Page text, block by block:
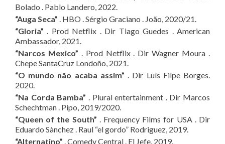
Bolado . Pablo Landero, 2022.
“Auga Seca” . HBO . Sérgio Graciano . João, 2020/21.
“Gloria” . Prod Netflix . Dir Tiago Guedes . American
Ambassador, 2021.
“Narcos Mexico” . Prod Netflix . Dir Wagner Moura .
Chepe SantaCruz Londoño, 2021.
“O mundo não acaba assim” . Dir Luís Filpe Borges.
2020.
“Na Corda Bamba” . Plural entertainment . Dir Marcos
Schechtman . Pipo, 2019/2020.
“Queen of the South” . Frequency Films for USA . Dir
Eduardo Sànchez . Raul “el gordo” Rodriguez, 2019.
“Alternatino” . Comedy Central . El Jefe, 2019.